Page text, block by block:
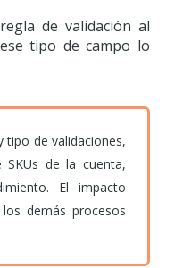
de validación al
tipo de campo lo
tipo de validaciones,
de la cuenta,
El impacto
demás procesos